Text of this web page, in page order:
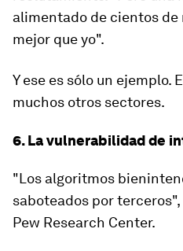
alimentado de cientos de
mejor que yo".
Y ese es sólo un ejemplo.
muchos otros sectores.
6. La vulnerabilidad de
"Los algoritmos
saboteados por
Pew Research Center.